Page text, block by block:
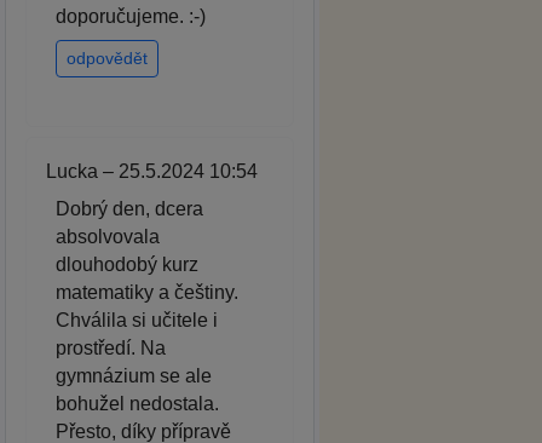
doporučujeme. :-)
odpovědět
Lucka – 25.5.2024 10:54
Dobrý den, dcera
absolvovala
dlouhodobý kurz
matematiky a češtiny.
Chválila si učitele i
prostředí. Na
gymnázium se ale
bohužel nedostala.
Přesto, díky přípravě